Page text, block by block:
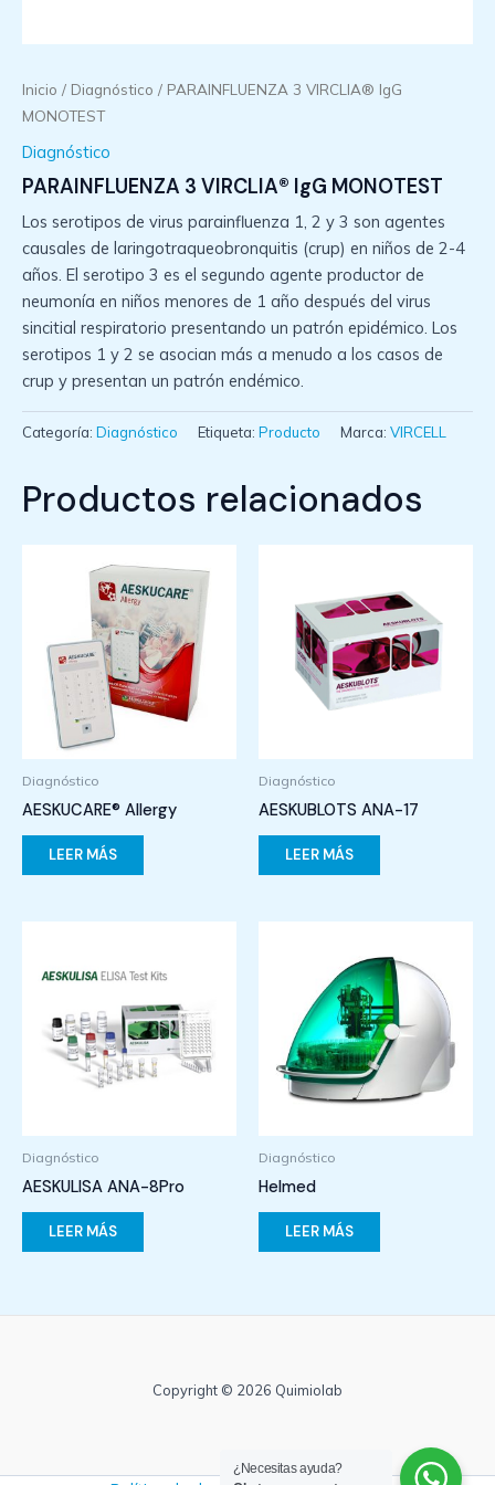
Inicio / Diagnóstico / PARAINFLUENZA 3 VIRCLIA® IgG
MONOTEST
Diagnóstico
PARAINFLUENZA 3 VIRCLIA® IgG MONOTEST
Los serotipos de virus parainfluenza 1, 2 y 3 son agentes
causales de laringotraqueobronquitis (crup) en niños de 2-4
años. El serotipo 3 es el segundo agente productor de
neumonía en niños menores de 1 año después del virus
sincitial respiratorio presentando un patrón epidémico. Los
serotipos 1 y 2 se asocian más a menudo a los casos de
crup y presentan un patrón endémico.
Categoría: Diagnóstico Etiqueta: Producto Marca: VIRCELL
Productos relacionados
Diagnóstico
AESKUCARE® Allergy
LEER MÁS
Diagnóstico
AESKUBLOTS ANA-17
LEER MÁS
Diagnóstico
AESKULISA ANA-8Pro
LEER MÁS
Diagnóstico
Helmed
LEER MÁS
Copyright © 2026 Quimiolab
¿Necesitas ayuda?